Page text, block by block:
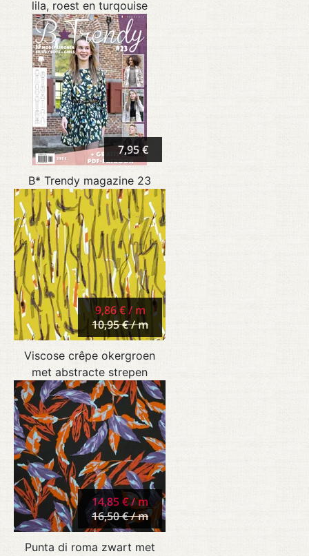
lila, roest en turqouise
7,95 €
B* Trendy magazine 23
9,86 € / m
10,95 € / m
Viscose crêpe okergroen
met abstracte strepen
14,85 € / m
16,50 € / m
Punta di roma zwart met